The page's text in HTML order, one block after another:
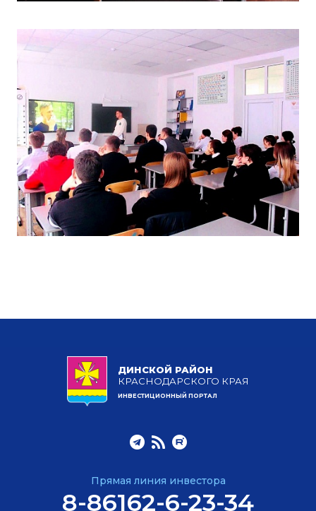
ДИНСКОЙ РАЙОН
КРАСНОДАРСКОГО КРАЯ
ИНВЕСТИЦИОННЫЙ ПОРТАЛ
Прямая линия инвестора
8-86162-6-23-34